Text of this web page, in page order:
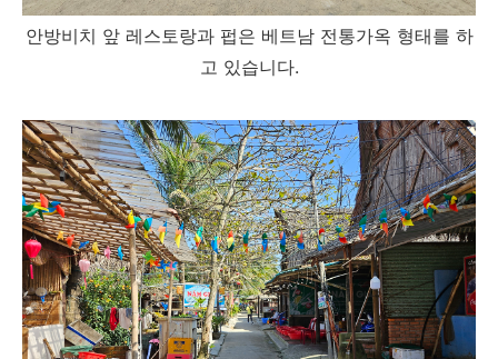
안방비치 앞 레스토랑과 펍은 베트남 전통가옥 형태를 하
고 있습니다.